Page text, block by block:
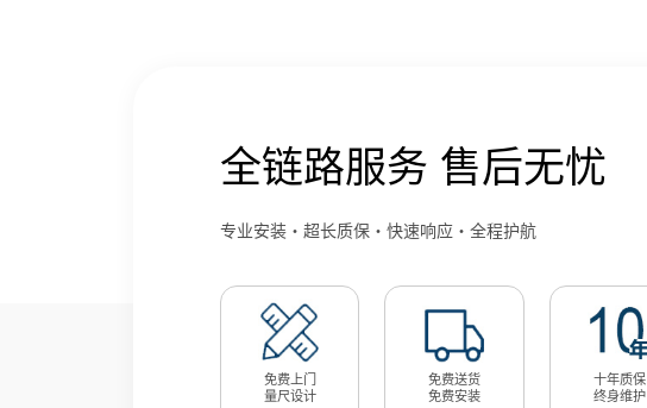
全链路服务 售后无忧
专业安装・超长质保・快速响应・全程护航
免费上门
量尺设计
免费送货
免费安装
十年质保
终身维护